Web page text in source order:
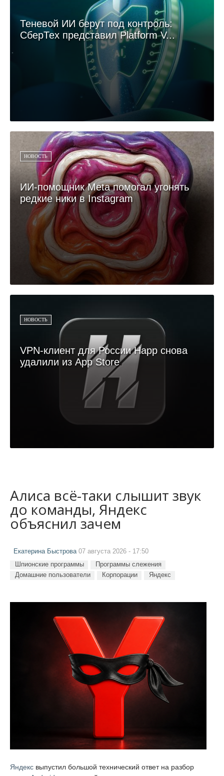
Теневой ИИ берут под контроль:
СберТех представил Platform V...
НОВОСТЬ
ИИ-помощник Meta помогал угонять
редкие ники в Instagram
НОВОСТЬ
VPN-клиент для России Happ снова
удалили из App Store
Алиса всё-таки слышит звук
до команды, Яндекс
объяснил зачем
Екатерина Быстрова 07 августа 2026 - 17:50
Шпионские программы
Программы слежения
Домашние пользователи
Корпорации Яндекс
Яндекс выпустил большой технический ответ на разбор